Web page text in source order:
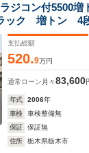
ジコン付5500
ック 増トン 4
2.93トン吊
角足 鉄床 大
ズ
支払総額
520.9万円
通常ローン 月々83,600
年式 2006年
車検
車検整備無
保証
保証無
住所
栃木県栃木市